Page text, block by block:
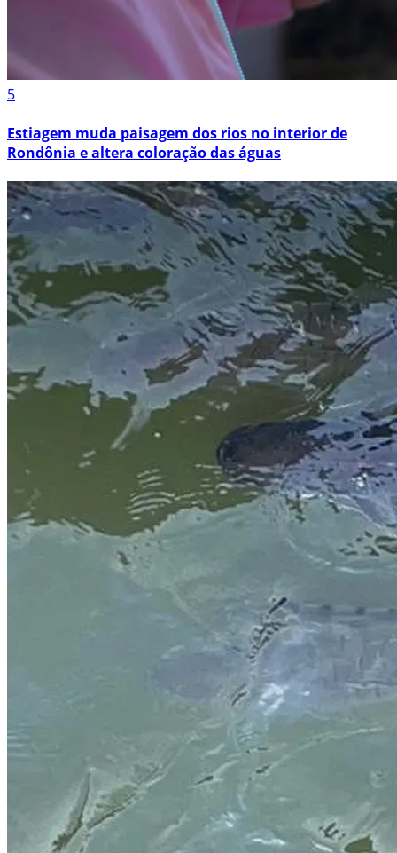
5
Estiagem muda paisagem dos rios no interior de
Rondônia e altera coloração das águas